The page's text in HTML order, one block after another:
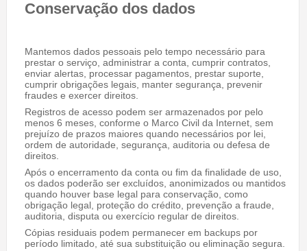
Conservação dos dados
Mantemos dados pessoais pelo tempo necessário para
prestar o serviço, administrar a conta, cumprir contratos,
enviar alertas, processar pagamentos, prestar suporte,
cumprir obrigações legais, manter segurança, prevenir
fraudes e exercer direitos.
Registros de acesso podem ser armazenados por pelo
menos 6 meses, conforme o Marco Civil da Internet, sem
prejuízo de prazos maiores quando necessários por lei,
ordem de autoridade, segurança, auditoria ou defesa de
direitos.
Após o encerramento da conta ou fim da finalidade de uso,
os dados poderão ser excluídos, anonimizados ou mantidos
quando houver base legal para conservação, como
obrigação legal, proteção do crédito, prevenção a fraude,
auditoria, disputa ou exercício regular de direitos.
Cópias residuais podem permanecer em backups por
período limitado, até sua substituição ou eliminação segura.